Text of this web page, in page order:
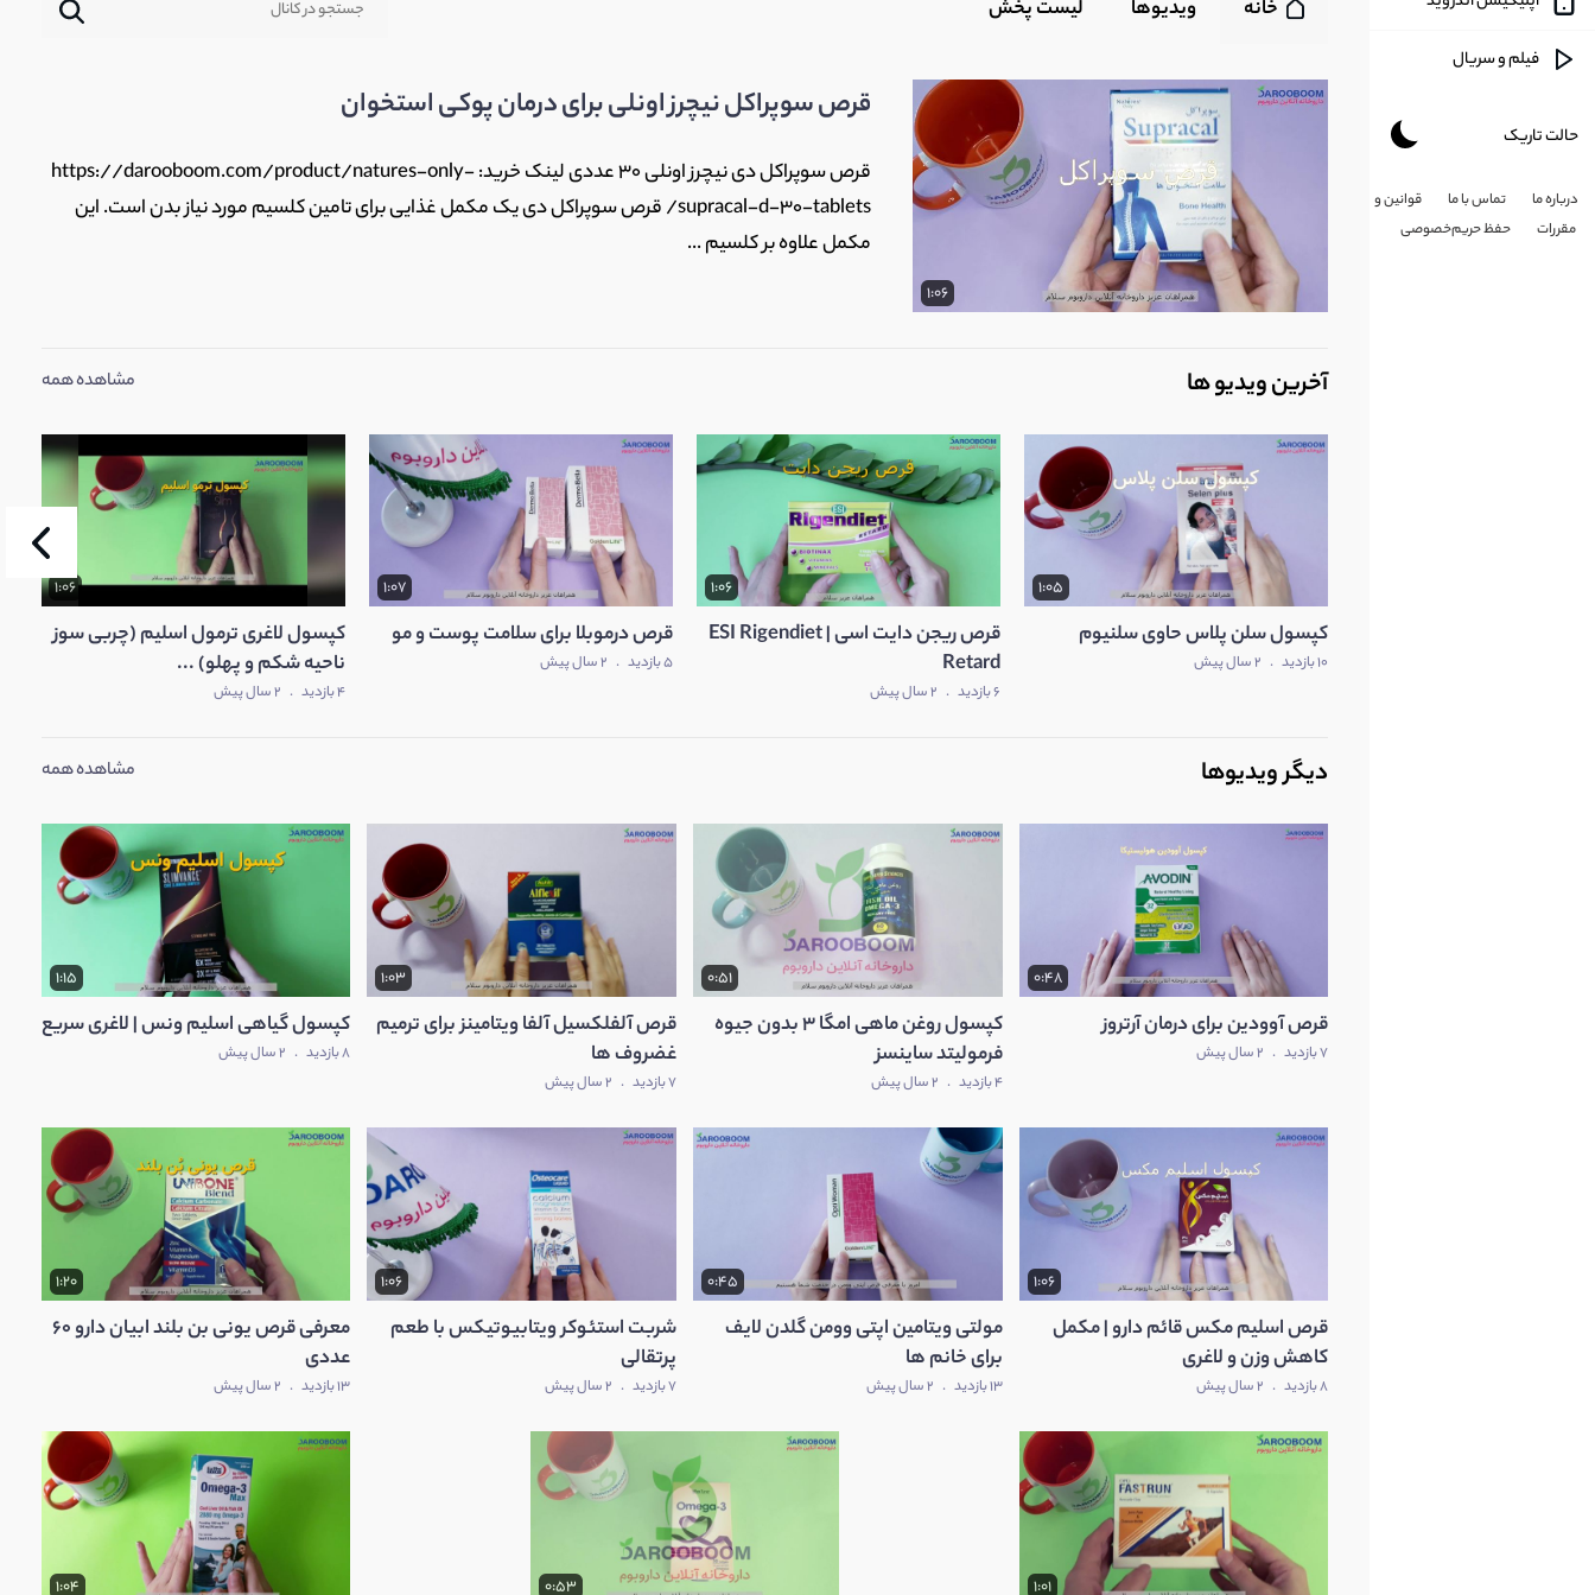
شخصی
فیلم و سریال
حالت تاریک
درباره ما تماس با ما
قوانین و
مقررات
حفظ حریم‌خصوصی
خانه ویدیوها لیست پخش‌
1:06
قرص سوپراکل نیچرز اونلی برای درمان پوکی استخوان
قرص سوپراکل دی نیچرز اونلی 30 عددی لینک خرید: https://darooboom.com/product/natures-only-
supracal-d-30-tablets/ قرص سوپراکل دی یک مکمل غذایی برای تامین کلسیم مورد نیاز بدن است. این
مکمل علاوه بر کلسیم ...
آخرین ویدیو ها مشاهده همه
1:05
کپسول سلن پلاس حاوی سلنیوم
10 بازدید . 2 سال پیش
1:06
قرص ریجن دایت اسی | ESI Rigendiet
Retard
6 بازدید . 2 سال پیش
1:07
قرص درموبلا برای سلامت پوست و مو
5 بازدید . 2 سال پیش
1:06
کپسول لاغری ترمول اسلیم (چربی سوز
ناحیه شکم و پهلو) ...
4 بازدید . 2 سال پیش
دیگر ویدیوها مشاهده همه
0:48
قرص آوودین برای درمان آرتروز
7 بازدید . 2 سال پیش
0:51
کپسول روغن ماهی امگا 3 بدون جیوه
فرمولیتد ساینسز
4 بازدید . 2 سال پیش
1:03
قرص آلفلکسیل آلفا ویتامینز برای ترمیم
غضروف ها
7 بازدید . 2 سال پیش
1:15
کپسول گیاهی اسلیم ونس | لاغری سریع
8 بازدید . 2 سال پیش
1:06
قرص اسلیم مکس قائم دارو | مکمل
کاهش وزن و لاغری
8 بازدید . 2 سال پیش
0:45
مولتی ویتامین اپتی وومن گلدن لایف
برای خانم ها
13 بازدید . 2 سال پیش
1:06
شربت استئوکر ویتابیوتیکس با طعم
پرتقالی
7 بازدید . 2 سال پیش
1:20
معرفی قرص یونی بن بلند ابیان دارو 60
عددی
13 بازدید . 2 سال پیش
1:01
0:53
1:04